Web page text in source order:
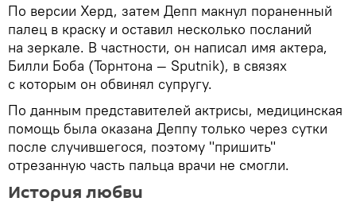
По версии Херд, затем Депп макнул пораненный
палец в краску и оставил несколько посланий
на зеркале. В частности, он написал имя актера,
Билли Боба (Торнтона — Sputnik), в связях
с которым он обвинял супругу.
По данным представителей актрисы, медицинская
помощь была оказана Деппу только через сутки
после случившегося, поэтому "пришить"
отрезанную часть пальца врачи не смогли.
История любви